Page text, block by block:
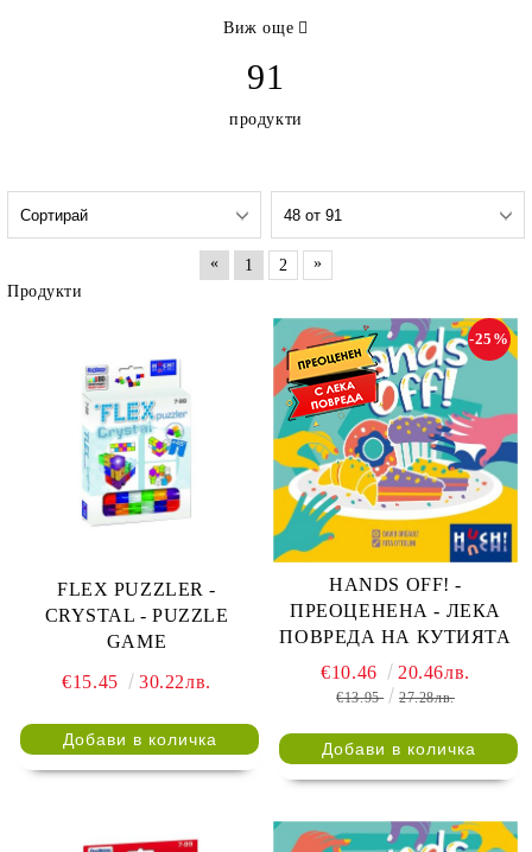
Виж още
91
продукти
« 1 2
»
Продукти
FLEX PUZZLER -
CRYSTAL - PUZZLE
GAME
€15.45 30.22лв.
HANDS OFF! -
ПРЕОЦЕНЕНА - ЛЕКА
ПОВРЕДА НА КУТИЯТА
-25%
€10.46 20.46лв.
€13.95 27.28лв.